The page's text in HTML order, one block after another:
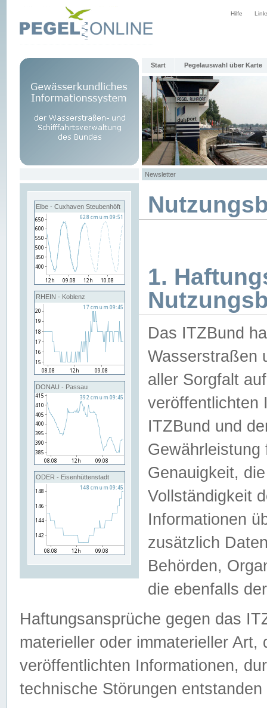
Hilfe
Start Pegelauswahl über Karte
Newsletter
Elbe - Cuxhaven Steubenhöft
RHEIN - Koblenz
DONAU - Passau
ODER - Eisenhüttenstadt
1.
Das ITZBund
Wasserstraßen
aller Sorgfalt
veröffentlichten
ITZBund und
Genauigkeit,
Vollständigkeit
Informationen
zusätzlich
Behörden,
die ebenfalls
Haftungsansprüche gegen das
materieller oder immaterieller
veröffentlichten Informationen,
technische Störungen